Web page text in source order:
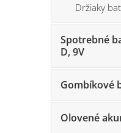
Držiaky
Spotrebné
D, 9V
Gombíkové
Olovené